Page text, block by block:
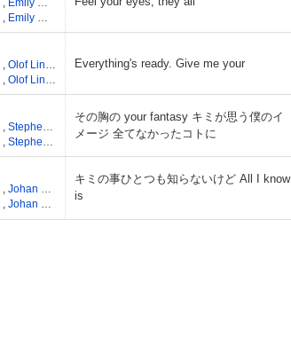
Emily Warren
Olof Lindskog ,SE YONG, Caesar & Loui,SHOW
Olof Lindskog
Everything's ready. Give me your
Stephen Cornish
STY
Stephen Cornish STY
その胸の your fantasy キミが思う僕のイ
メージ 全てなかったコトに
Johan Gustafson Sebastian Lundberg, Fredrik Haggstam
Johan Gustafson
キミの事ひとつも知らないけど All I know
is